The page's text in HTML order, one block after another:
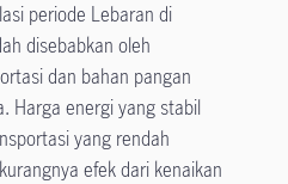
periode Lebaran di
disebabkan oleh
dan bahan pangan
Harga energi yang stabil
yang rendah
efek dari kenaikan